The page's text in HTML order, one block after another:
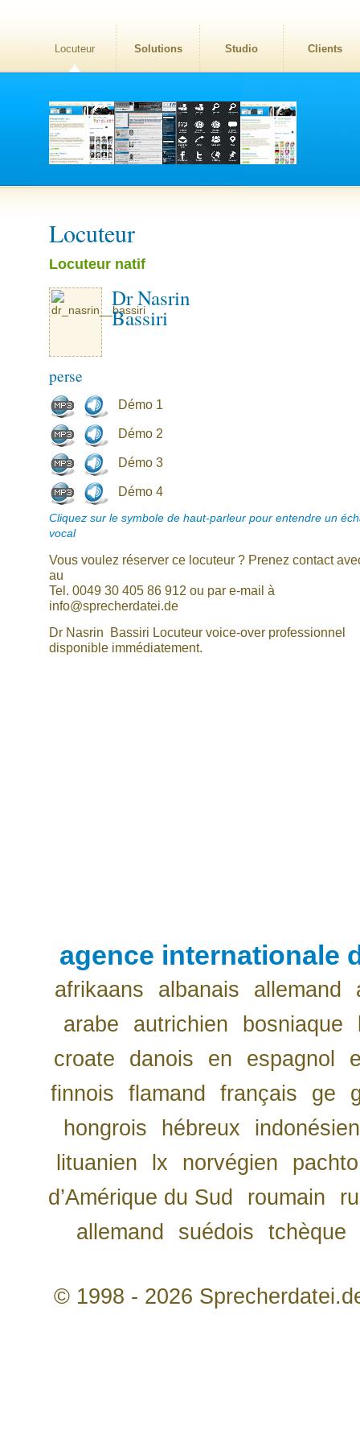
Locuteur Solutions Studio Clients
Locuteur
Locuteur natif
Dr Nasrin
Bassiri
perse
Démo 1
Démo 2
Démo 3
Démo 4
Cliquez sur le symbole de haut-parleur pour entendre un
vocal
Vous voulez réserver ce locuteur ? Prenez contact
au
Tel. 0049 30 405 86 912 ou par e-mail à
info@sprecherdatei.de
Dr Nasrin Bassiri Locuteur voice-over professionnel
disponible immédiatement.
agence internationale
afrikaans albanais allemand
arabe
autrichien bosniaque
croate
danois en espagnol
finnois
flamand français ge
hongrois
hébreux
indonésien
lituanien
lx norvégien
pachto
d’Amérique du Sud
roumain
allemand
suédois tchèque
© 1998 - 2026